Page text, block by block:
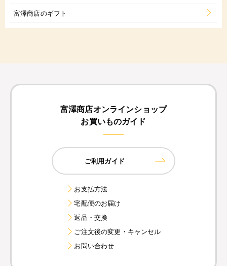
富澤商店のギフト
富澤商店オンラインショップ
お買いものガイド
ご利用ガイド
お支払方法
宅配便のお届け
返品・交換
ご注文後の変更・キャンセル
お問い合わせ